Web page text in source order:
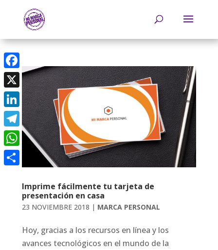
Imprime fácilmente tu tarjeta de
presentación en casa
23 NOVIEMBRE 2018 | MARCA PERSONAL
Hoy, gracias a los recursos en línea y los
avances tecnológicos en el mundo de la
Facebook
X
LinkedIn
Telegram
WhatsApp